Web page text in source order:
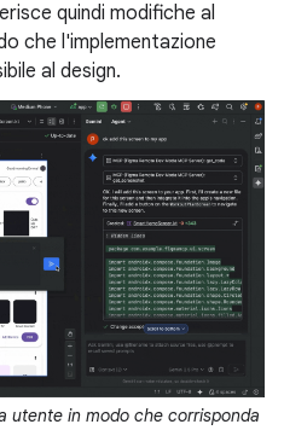
quindi modifiche al
che l'implementazione
al design.
utente in modo che corrisponda